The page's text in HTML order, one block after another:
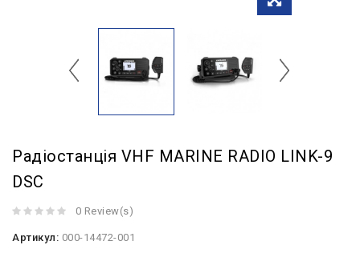
Радіостанція VHF MARINE RADIO LINK-9
DSC
0 Review(s)
Артикул: 000-14472-001